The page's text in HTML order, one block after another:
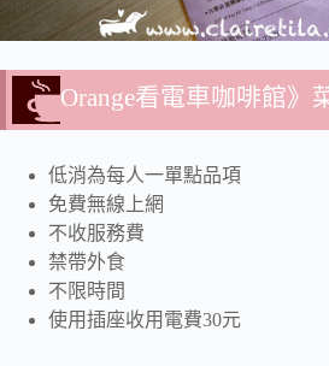
Orange看電車咖啡館》
低消為每人一單點品項
免費無線上網
不收服務費
禁帶外食
不限時間
使用插座收用電費30元